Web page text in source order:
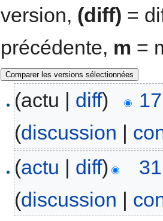
version, (diff) =
précédente, m =
(actu | diff)
(discussion |
(actu | diff)
(discussion |